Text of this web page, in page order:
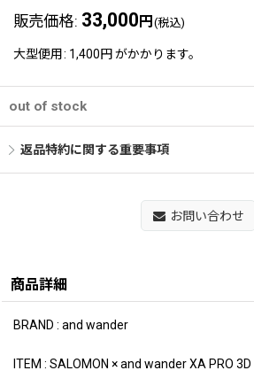
販売価格: 33,000 円 (税込)
大型便用 : 1,400円 がかかります。
out of stock
返品特約に関する重要事項
お問い合わせ
商品詳細
BRAND : and wander
ITEM : SALOMON × and wander XA PRO 3D